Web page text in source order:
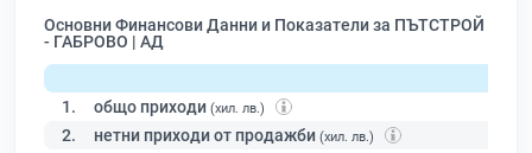
Основни Финансови Данни и Показатели за ПЪТСТРОЙ
- ГАБРОВО | АД
1. общо приходи (хил. лв.)
2. нетни приходи от продажби (хил. лв.)